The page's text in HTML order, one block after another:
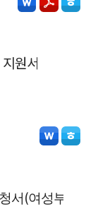
원서
서(여성부)